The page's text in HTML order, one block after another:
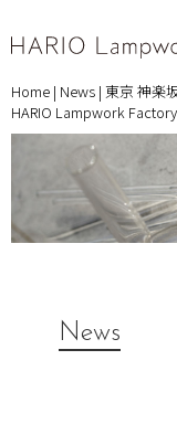
Home | News | 東京 神楽
HARIO Lampwork
News